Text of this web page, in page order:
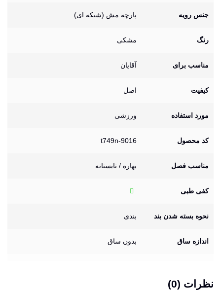
جنس رویه پارچه مش (شبکه ای)
رنگ مشکی
مناسب برای آقایان
کیفیت اصل
مورد استفاده ورزشی
کد محصول t749n-9016
مناسب فصل بهاره / تابستانه
کفی طبی
نحوه بسته شدن بند بندی
اندازه ساق بدون ساق
نظرات (0)